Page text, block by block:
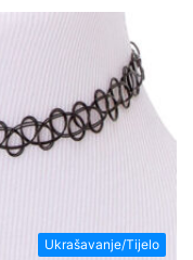
Ukrašavanje/Tijelo